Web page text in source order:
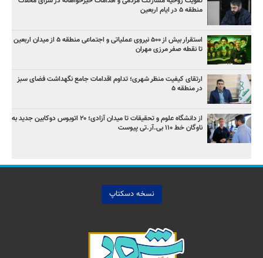
منطقه ۵ در ایام اربعین
استقرار بیش از ۵۰۰ نیروی عملیاتی و اجتماعی منطقه ۵ از میدان اربعین
تا نقطه صفر مرزی مهران
ارتقای کیفیت منظر شهری؛ تداوم اقدامات جامع نگهداشت فضای سبز
در منطقه ۵
از دانشگاه علوم و تحقیقات تا میدان آزادی؛ ۲۰ اتوبوس دوکابین جدید به
ناوگان خط ۱۱۰ بی‌.آر.تی پیوست
نسخه دسکتاپ